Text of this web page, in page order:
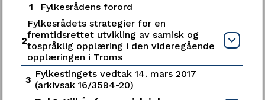
77 78 80 00
Telefontid
Mandag - fredag kl. 09:00-15:00
Ledige stillinger
1 Fylkesrådens forord
2
Fylkesrådets strategier for en
fremtidsrettet utvikling av samisk og
tospråklig opplæring i den videregående
opplæringen i Troms
3 Fylkestingets vedtak 14. mars 2017
(arkivsak 16/3594-20)